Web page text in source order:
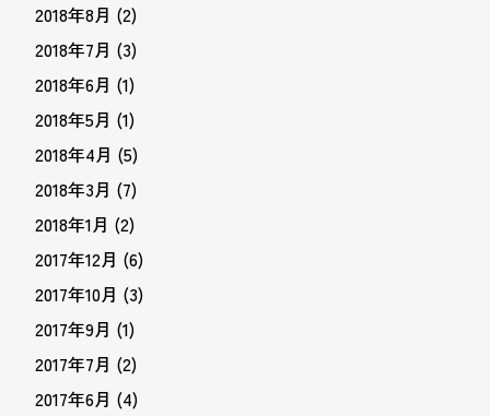
2018年8月 (2)
2018年7月 (3)
2018年6月 (1)
2018年5月 (1)
2018年4月 (5)
2018年3月 (7)
2018年1月 (2)
2017年12月 (6)
2017年10月 (3)
2017年9月 (1)
2017年7月 (2)
2017年6月 (4)